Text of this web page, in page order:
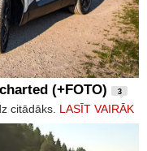
(+FOTO) 3
citādāks. LASĪT VAIRĀK